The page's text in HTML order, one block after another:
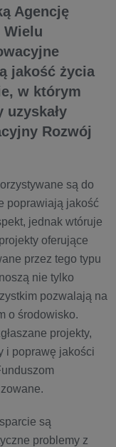
Agencję
Wielu
jakość życia
w którym
uzyskały
Rozwój
są do
poprawiają jakość
jednak wtóruje
oferujące
przez tego typu
nie tylko
pozwalają na
o środowisko.
projekty,
i poprawę jakości
są
problemy z